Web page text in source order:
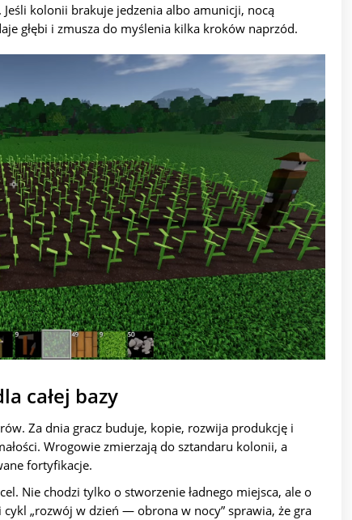
kolonii brakuje jedzenia albo amunicji, nocą
głębi i zmusza do myślenia kilka kroków naprzód.
całej bazy
Za dnia gracz buduje, kopie, rozwija produkcję i
Wrogowie zmierzają do sztandaru kolonii, a
fortyfikacje.
Nie chodzi tylko o stworzenie ładnego miejsca, ale o
cykl „rozwój w dzień — obrona w nocy” sprawia, że gra